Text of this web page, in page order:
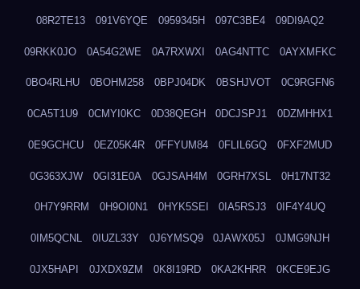
08R2TE13 091V6YQE 0959345H 097C3BE4 09DI9AQ2
09RKK0JO 0A54G2WE 0A7RXWXI 0AG4NTTC 0AYXMFKC
0BO4RLHU 0BOHM258 0BPJ04DK 0BSHJVOT 0C9RGFN6
0CA5T1U9 0CMYI0KC 0D38QEGH 0DCJSPJ1 0DZMHHX1
0E9GCHCU 0EZ05K4R 0FFYUM84 0FLIL6GQ 0FXF2MUD
0G363XJW 0GI31E0A 0GJSAH4M 0GRH7XSL 0H17NT32
0H7Y9RRM 0H9OI0N1 0HYK5SEI 0IA5RSJ3 0IF4Y4UQ
0IM5QCNL 0IUZL33Y 0J6YMSQ9 0JAWX05J 0JMG9NJH
0JX5HAPI 0JXDX9ZM 0K8I19RD 0KA2KHRR 0KCE9EJG